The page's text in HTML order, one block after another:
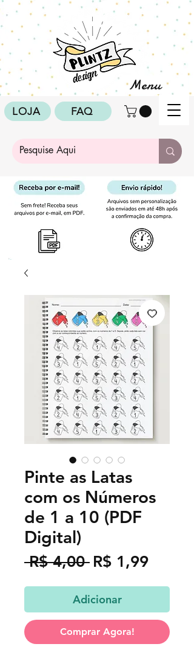
LOJA FAQ
Menu
Pinte as Latas
com os Números
de 1 a 10 (PDF
Digital)
R$ 4,00 Preço
R$ 1,99Preço
Adicionar
Comprar Agora!